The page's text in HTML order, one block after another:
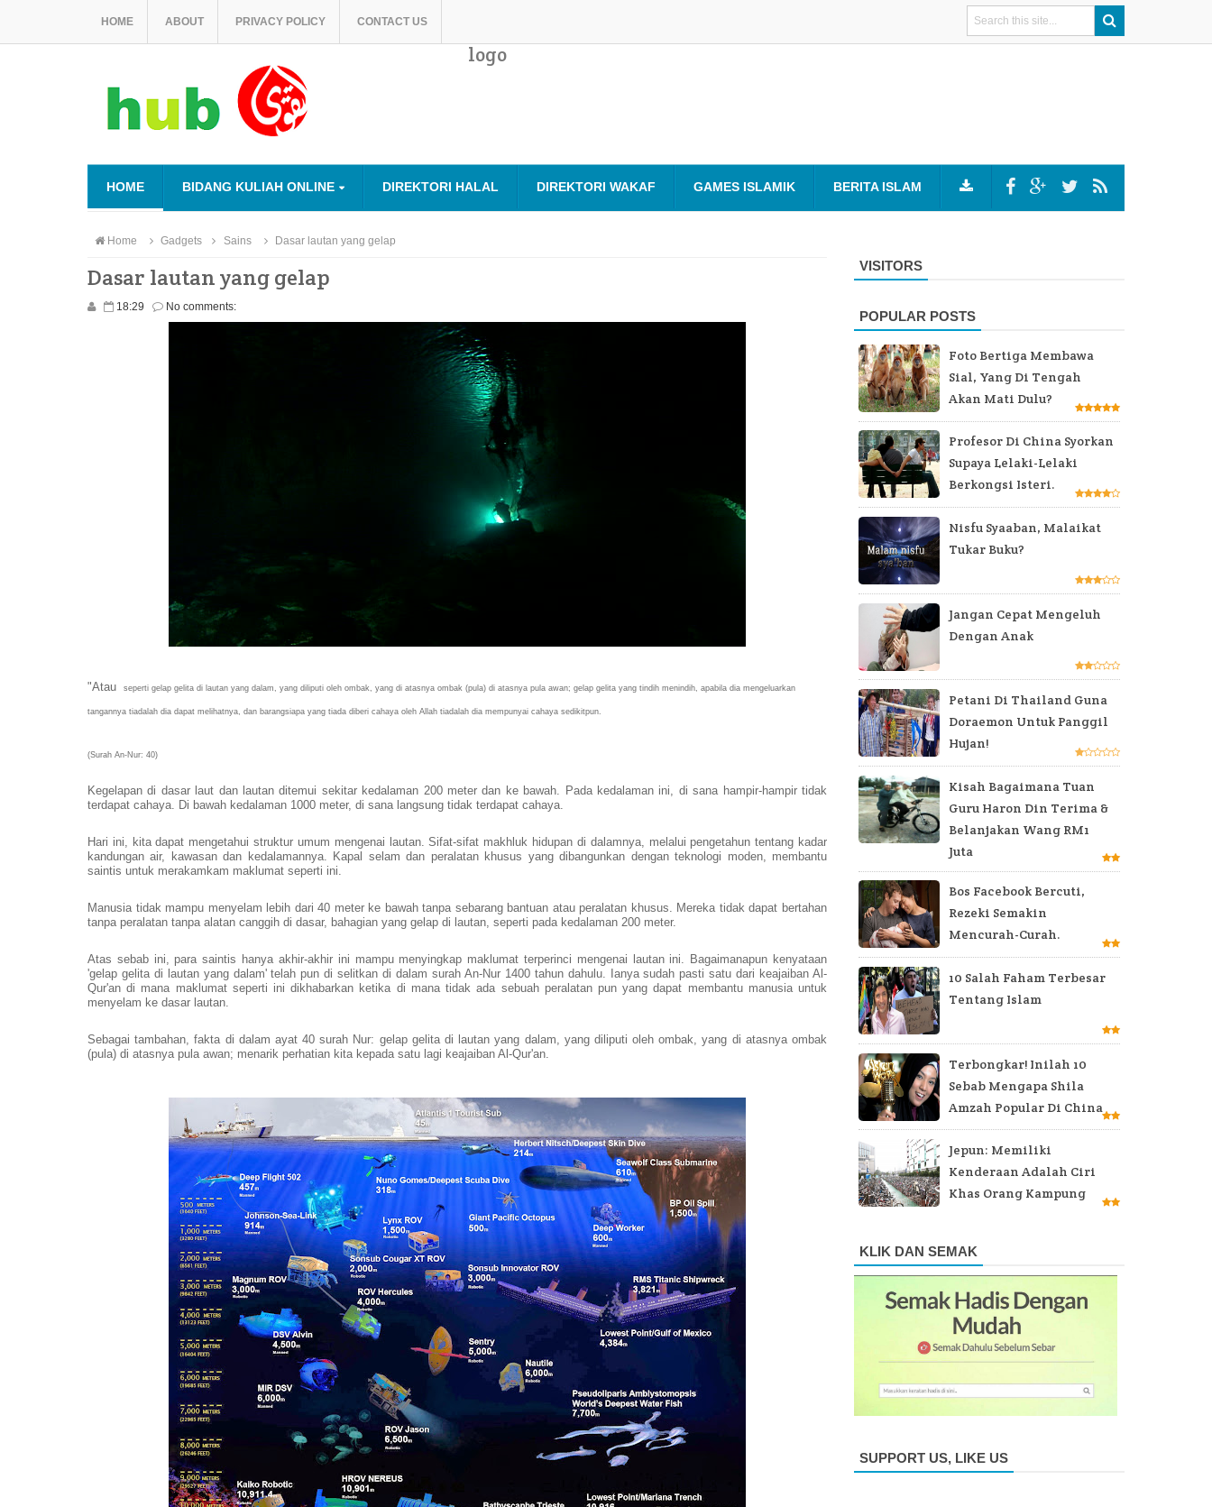
HOME ABOUT PRIVACY POLICY CONTACT US
logo
HOME BIDANG KULIAH ONLINE DIREKTORI HALAL DIREKTORI WAKAF GAMES ISLAMIK BERITA ISLAM
Home Gadgets Sains Dasar lautan yang gelap
Dasar lautan yang gelap
18:29 No comments:
"Atau seperti gelap gelita di lautan yang dalam, yang diliputi oleh ombak, yang di atasnya ombak (pula) di atasnya pula awan; gelap gelita yang tindih menindih, apabila dia mengeluarkan
tangannya tiadalah dia dapat melihatnya, dan barangsiapa yang tiada diberi cahaya oleh Allah tiadalah dia mempunyai cahaya sedikitpun.
(Surah An-Nur: 40)
Kegelapan di dasar laut dan lautan ditemui sekitar kedalaman 200 meter dan ke bawah. Pada kedalaman ini, di sana hampir-hampir tidak
terdapat cahaya. Di bawah kedalaman 1000 meter, di sana langsung tidak terdapat cahaya.
Hari ini, kita dapat mengetahui struktur umum mengenai lautan. Sifat-sifat makhluk hidupan di dalamnya, melalui pengetahun tentang kadar
kandungan air, kawasan dan kedalamannya. Kapal selam dan peralatan khusus yang dibangunkan dengan teknologi moden, membantu
saintis untuk merakamkam maklumat seperti ini.
Manusia tidak mampu menyelam lebih dari 40 meter ke bawah tanpa sebarang bantuan atau peralatan khusus. Mereka tidak dapat bertahan
tanpa peralatan tanpa alatan canggih di dasar, bahagian yang gelap di lautan, seperti pada kedalaman 200 meter.
Atas sebab ini, para saintis hanya akhir-akhir ini mampu menyingkap maklumat terperinci mengenai lautan ini. Bagaimanapun kenyataan
'gelap gelita di lautan yang dalam' telah pun di selitkan di dalam surah An-Nur 1400 tahun dahulu. Ianya sudah pasti satu dari keajaiban Al-
Qur'an di mana maklumat seperti ini dikhabarkan ketika di mana tidak ada sebuah peralatan pun yang dapat membantu manusia untuk
menyelam ke dasar lautan.
Sebagai tambahan, fakta di dalam ayat 40 surah Nur: gelap gelita di lautan yang dalam, yang diliputi oleh ombak, yang di atasnya ombak
(pula) di atasnya pula awan; menarik perhatian kita kepada satu lagi keajaiban Al-Qur'an.
VISITORS
POPULAR POSTS
Foto Bertiga Membawa
Sial, Yang Di Tengah
Akan Mati Dulu?
Profesor Di China Syorkan
Supaya Lelaki-Lelaki
Berkongsi Isteri.
Nisfu Syaaban, Malaikat
Tukar Buku?
Jangan Cepat Mengeluh
Dengan Anak
Petani Di Thailand Guna
Doraemon Untuk Panggil
Hujan!
Kisah Bagaimana Tuan
Guru Haron Din Terima &
Belanjakan Wang RM1
Juta
Bos Facebook Bercuti,
Rezeki Semakin
Mencurah-Curah.
10 Salah Faham Terbesar
Tentang Islam
Terbongkar! Inilah 10
Sebab Mengapa Shila
Amzah Popular Di China
Jepun: Memiliki
Kenderaan Adalah Ciri
Khas Orang Kampung
KLIK DAN SEMAK
SUPPORT US, LIKE US